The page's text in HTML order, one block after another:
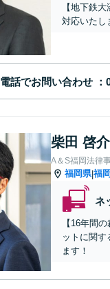
【地下鉄
対応いたし
電話でお問い合わせ
柴田 啓介
A＆S福岡法律
福岡県|福
ネ
【16年間
ットに関
ます！